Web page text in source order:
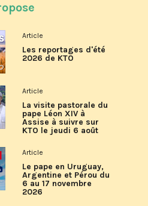
Article
Les reportages d'été
2026 de KTO
Article
La visite pastorale du
pape Léon XIV à
Assise à suivre sur
KTO le jeudi 6 août
Article
Le pape en Uruguay,
Argentine et Pérou du
6 au 17 novembre
2026